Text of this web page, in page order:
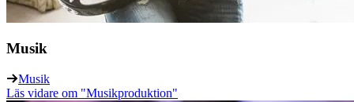
Musik
Musik
Läs vidare om "Musikproduktion"